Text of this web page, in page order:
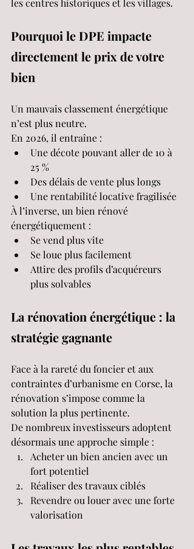
Pourquoi le DPE impacte
directement le prix de votre
bien
Un mauvais classement énergétique
n’est plus neutre.
En 2026, il entraîne :
Une décote pouvant aller de 10 à
25 %
Des délais de vente plus longs
Une rentabilité locative fragilisée
À l’inverse, un bien rénové
énergétiquement :
Se vend plus vite
Se loue plus facilement
Attire des profils d’acquéreurs
plus solvables
La rénovation énergétique : la
stratégie gagnante
Face à la rareté du foncier et aux
contraintes d’urbanisme en Corse, la
rénovation s’impose comme la
solution la plus pertinente.
De nombreux investisseurs adoptent
désormais une approche simple :
Acheter un bien ancien avec un
fort potentiel
Réaliser des travaux ciblés
Revendre ou louer avec une forte
valorisation